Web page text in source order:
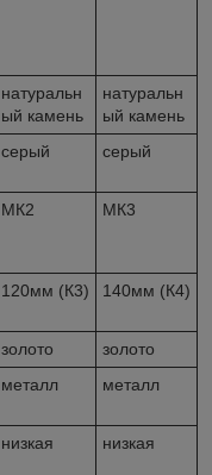
натуральн
ый камень
натуральн
ый камень
серый серый
МК2 МК3
120мм (К3) 140мм (К4)
золото
золото
металл металл
низкая низкая